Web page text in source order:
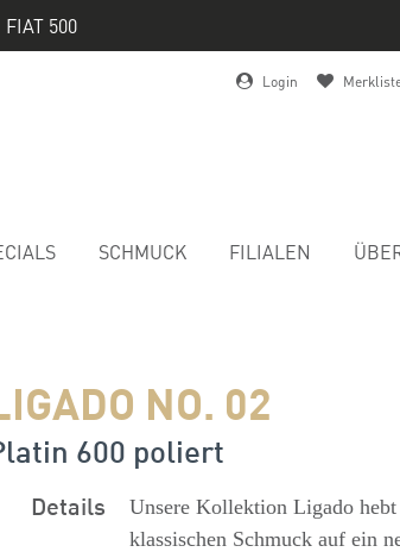
500
Login
SCHMUCK FILIALEN
NO. 02
600 poliert
Details
Unsere Kollektion Ligado hebt
klassischen Schmuck auf ein